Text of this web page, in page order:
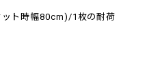
ト時幅80cm)/1枚の耐荷